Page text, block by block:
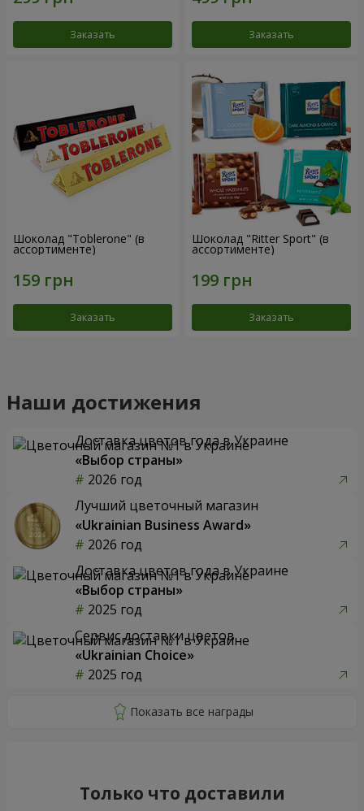
Заказать Заказать
Шоколад "Toblerone" (в
ассортименте)
Заказать
Шоколад "Ritter Sport" (в
ассортименте)
Заказать
Наши достижения
Доставка цветов года в Украине
«Выбор страны»
2026 год
Лучший цветочный магазин
«Ukrainian Business Award»
2026 год
Доставка цветов года в Украине
«Выбор страны»
2025 год
Сервис доставки цветов
«Ukrainian Choice»
2025 год
Только что доставили